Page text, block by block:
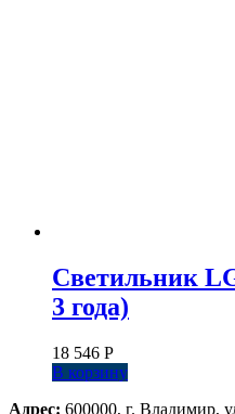
Светильник
3 года)
18 546 Р
В корзину
Адрес: 600000, г. Владимир,